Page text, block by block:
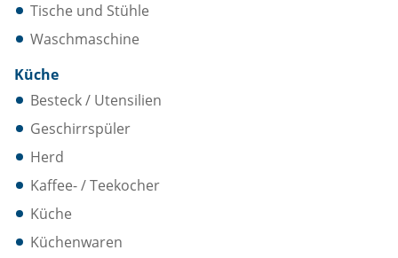
Tische und Stühle
Waschmaschine
Küche
Besteck / Utensilien
Geschirrspüler
Herd
Kaffee- / Teekocher
Küche
Küchenwaren